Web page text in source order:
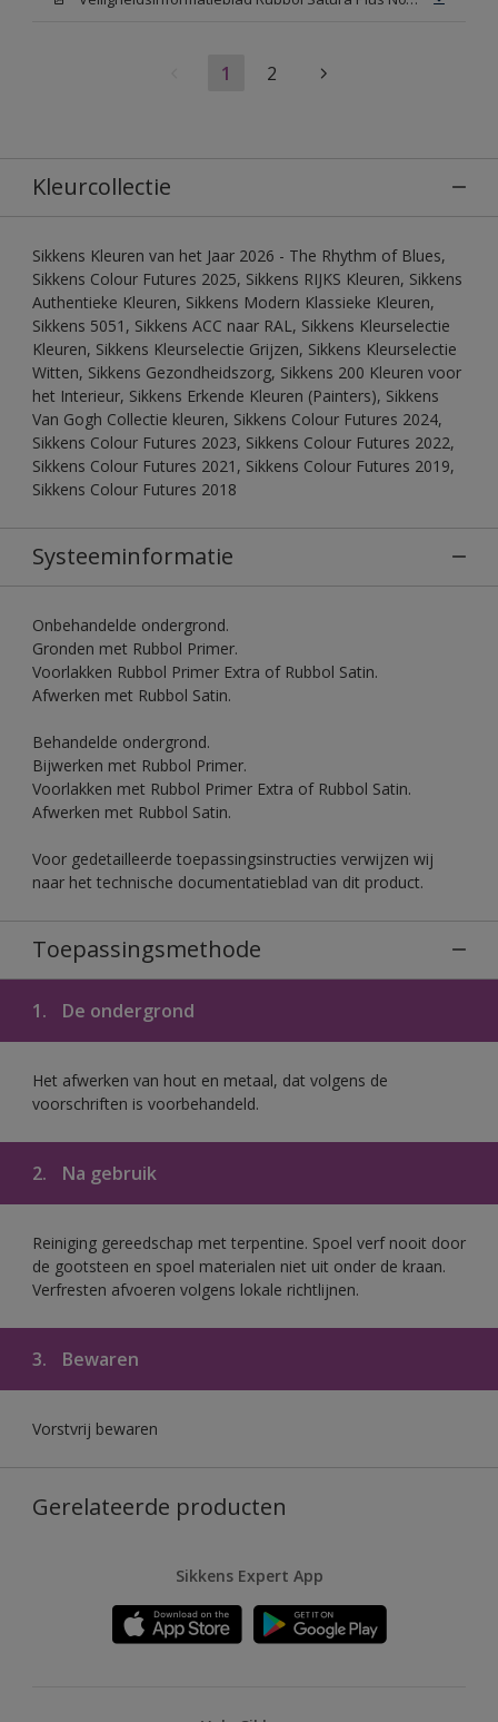
1 2
Kleurcollectie
Sikkens Kleuren van het Jaar 2026 - The Rhythm of Blues,
Sikkens Colour Futures 2025, Sikkens RIJKS Kleuren, Sikkens
Authentieke Kleuren, Sikkens Modern Klassieke Kleuren,
Sikkens 5051, Sikkens ACC naar RAL, Sikkens Kleurselectie
Kleuren, Sikkens Kleurselectie Grijzen, Sikkens Kleurselectie
Witten, Sikkens Gezondheidszorg, Sikkens 200 Kleuren voor
het Interieur, Sikkens Erkende Kleuren (Painters), Sikkens
Van Gogh Collectie kleuren, Sikkens Colour Futures 2024,
Sikkens Colour Futures 2023, Sikkens Colour Futures 2022,
Sikkens Colour Futures 2021, Sikkens Colour Futures 2019,
Sikkens Colour Futures 2018
Systeeminformatie
Onbehandelde ondergrond.
Gronden met Rubbol Primer.
Voorlakken Rubbol Primer Extra of Rubbol Satin.
Afwerken met Rubbol Satin.
Behandelde ondergrond.
Bijwerken met Rubbol Primer.
Voorlakken met Rubbol Primer Extra of Rubbol Satin.
Afwerken met Rubbol Satin.
Voor gedetailleerde toepassingsinstructies verwijzen wij
naar het technische documentatieblad van dit product.
Toepassingsmethode
1. De ondergrond
Het afwerken van hout en metaal, dat volgens de
voorschriften is voorbehandeld.
2. Na gebruik
Reiniging gereedschap met terpentine. Spoel verf nooit door
de gootsteen en spoel materialen niet uit onder de kraan.
Verfresten afvoeren volgens lokale richtlijnen.
3. Bewaren
Vorstvrij bewaren
Gerelateerde producten
Sikkens Expert App